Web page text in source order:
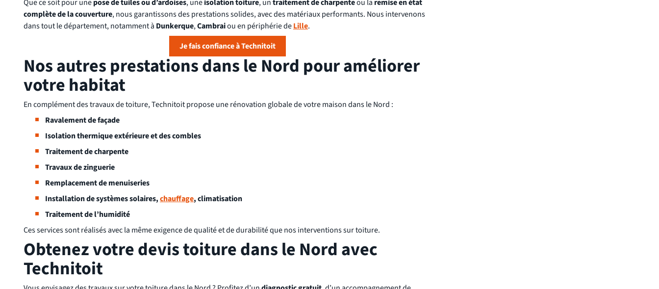
Que ce soit pour unepose de tuiles ou d’ardoises, uneisolation toiture, untraitement de charpenteou la remise en état
complète de la couverture, nous garantissons des prestations solides, avec des matériaux performants. Nous intervenons
dans tout le département, notamment à Dunkerque,Cambraiou en périphérie deLille.
Je fais confiance à Technitoit
Nos autres prestations dans le Nord pour améliorer
votre habitat
En complément des travaux de toiture, Technitoit propose une rénovation globale de votre maison dans le Nord :
Ravalement de façade
Isolation thermique extérieure et des combles
Traitement de charpente
Travaux de zinguerie
Remplacement de menuiseries
Installation de systèmes solaires,chauffage, climatisation
Traitement de l’humidité
Ces services sont réalisés avec la même exigence de qualité et de durabilité que nos interventions sur toiture.
Obtenez votre devis toiture dans le Nord avec
Technitoit